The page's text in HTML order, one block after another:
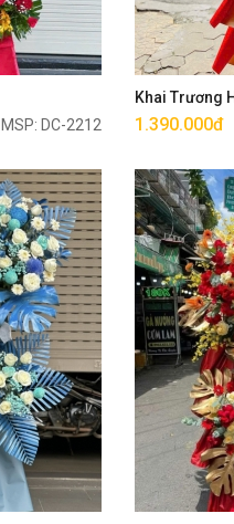
MSP: DC-2212
Khai Trương
1.390.000đ